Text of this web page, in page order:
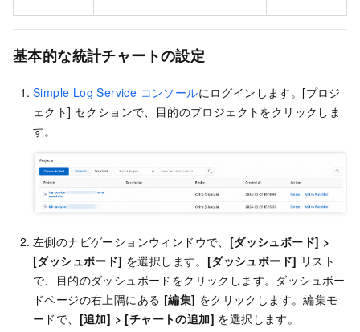
基本的な統計チャートの設定
Simple Log Service コンソールにログインします。[プロジ
ェクト] セクションで、目的のプロジェクトをクリックしま
す。
左側のナビゲーションウィンドウで、 [ダッシュボード] >
[ダッシュボード] を選択します。 [ダッシュボード] リスト
で、目的のダッシュボードをクリックします。ダッシュボー
ドページの右上隅にある [編集] をクリックします。編集モ
ードで、 [追加] > [チャートの追加] を選択します。